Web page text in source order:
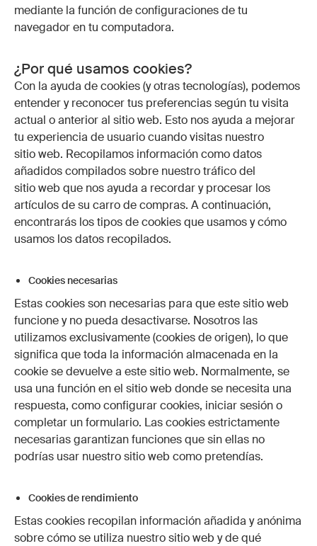
mediante la función de configuraciones de tu
navegador en tu computadora.
¿Por qué usamos cookies?
Con la ayuda de cookies (y otras tecnologías), podemos
entender y reconocer tus preferencias según tu visita
actual o anterior al sitio web. Esto nos ayuda a mejorar
tu experiencia de usuario cuando visitas nuestro
sitio web. Recopilamos información como datos
añadidos compilados sobre nuestro tráfico del
sitio web que nos ayuda a recordar y procesar los
artículos de su carro de compras. A continuación,
encontrarás los tipos de cookies que usamos y cómo
usamos los datos recopilados.
Cookies necesarias
Estas cookies son necesarias para que este sitio web
funcione y no pueda desactivarse. Nosotros las
utilizamos exclusivamente (cookies de origen), lo que
significa que toda la información almacenada en la
cookie se devuelve a este sitio web. Normalmente, se
usa una función en el sitio web donde se necesita una
respuesta, como configurar cookies, iniciar sesión o
completar un formulario. Las cookies estrictamente
necesarias garantizan funciones que sin ellas no
podrías usar nuestro sitio web como pretendías.
Cookies de rendimiento
Estas cookies recopilan información añadida y anónima
sobre cómo se utiliza nuestro sitio web y de qué